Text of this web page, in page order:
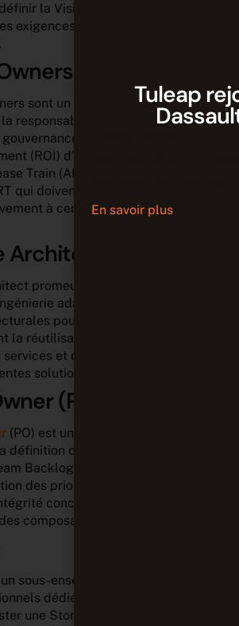
la Vision et la Roadmap de la
exigences et guider le travail via le
sont un petit groupe de
responsabilité métier et technique
de la conformité et du
(ROI) d’une solution développée
Train (ART). Il s’agit de parties
qui doivent évaluer l’usage adapté
à certains événements de
promeut des pratiques de
adaptatives et pilote les
pour le portefeuille. Il
la réutilisation des idées, des
et des modèles éprouvés à
solutions d’un portefeuille.
(PO)
(PO) est un membre de l’Agile Team
définition des Stories et de la
Backlog pour aider l’équipe à
des priorités du programme tout
conceptuelle et technique
composants.
sous-ensemble de l’Agile Team. Il
dédiés qui peuvent
une Story, une Feature ou un
Tuleap
En savoir plus